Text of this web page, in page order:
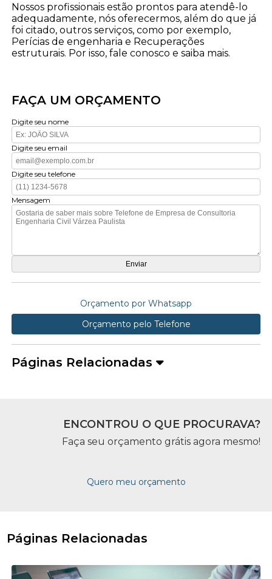
Nossos profissionais estão prontos para atendê-lo
adequadamente, nós oferecermos, além do que já
foi citado, outros serviços, como por exemplo,
Perícias de engenharia e Recuperações
estruturais. Por isso, fale conosco e saiba mais.
FAÇA UM ORÇAMENTO
Digite seu nome
Digite seu email
Digite seu telefone
Mensagem
Orçamento por Whatsapp
Orçamento pelo Telefone
Páginas Relacionadas
ENCONTROU O QUE PROCURAVA?
Faça seu orçamento grátis agora mesmo!
Quero meu orçamento
Páginas Relacionadas